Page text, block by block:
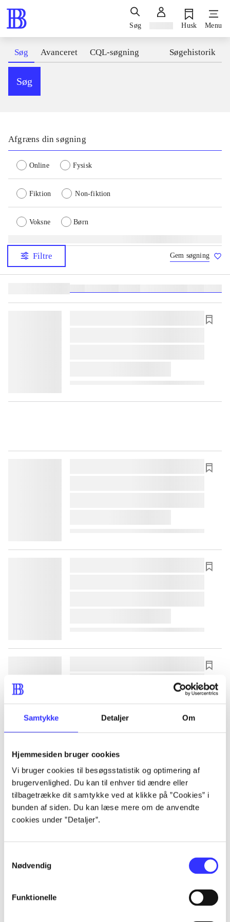
Samtykke Detaljer Om
Hjemmesiden bruger cookies
Vi bruger cookies til besøgsstatistik og optimering af
brugervenlighed. Du kan til enhver tid ændre eller
tilbagetrække dit samtykke ved at klikke på ”Cookies” i
bunden af siden. Du kan læse mere om de anvendte
cookies under ”Detaljer”.
Nødvendig
Funktionelle
Søg Husk Menu
Søg Avanceret CQL-søgning Søgehistorik
Søg
Afgræns din søgning
Online Fysisk
Fiktion Non-fiktion
Voksne Børn
Filtre Gem søgning
lorem ipsum dolor sit amet ...
lorem ipsum dolor sit amet ...
lorem ipsum dolor sit amet ...
lorem ipsum dolor sit amet ...
lorem ipsum dolor sit amet ...
lorem ipsum dolor sit amet ...
lorem ipsum dolor sit amet ...
lorem ipsum dolor sit amet ...
lorem ipsum dolor sit amet ...
lorem ipsum dolor sit amet ...
lorem ipsum dolor sit amet ...
lorem ipsum dolor sit amet ...
lorem ipsum dolor sit amet ...
lorem ipsum dolor sit amet ...